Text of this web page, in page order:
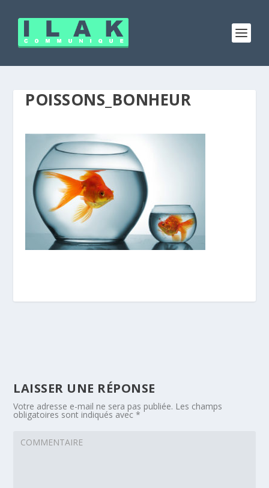
POISSONS_BONHEUR
LAISSER UNE RÉPONSE
Votre adresse e-mail ne sera pas publiée. Les champs
obligatoires sont indiqués avec*